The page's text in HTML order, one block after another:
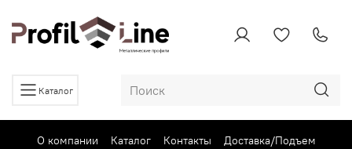
Каталог
О компании Каталог Контакты
Доставка/Подъем